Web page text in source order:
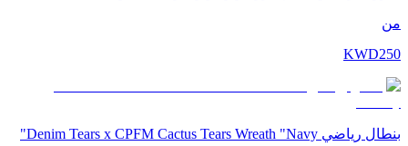
من
KWD250
بنطال رياضي Denim Tears x CPFM Cactus Tears Wreath "Navy"